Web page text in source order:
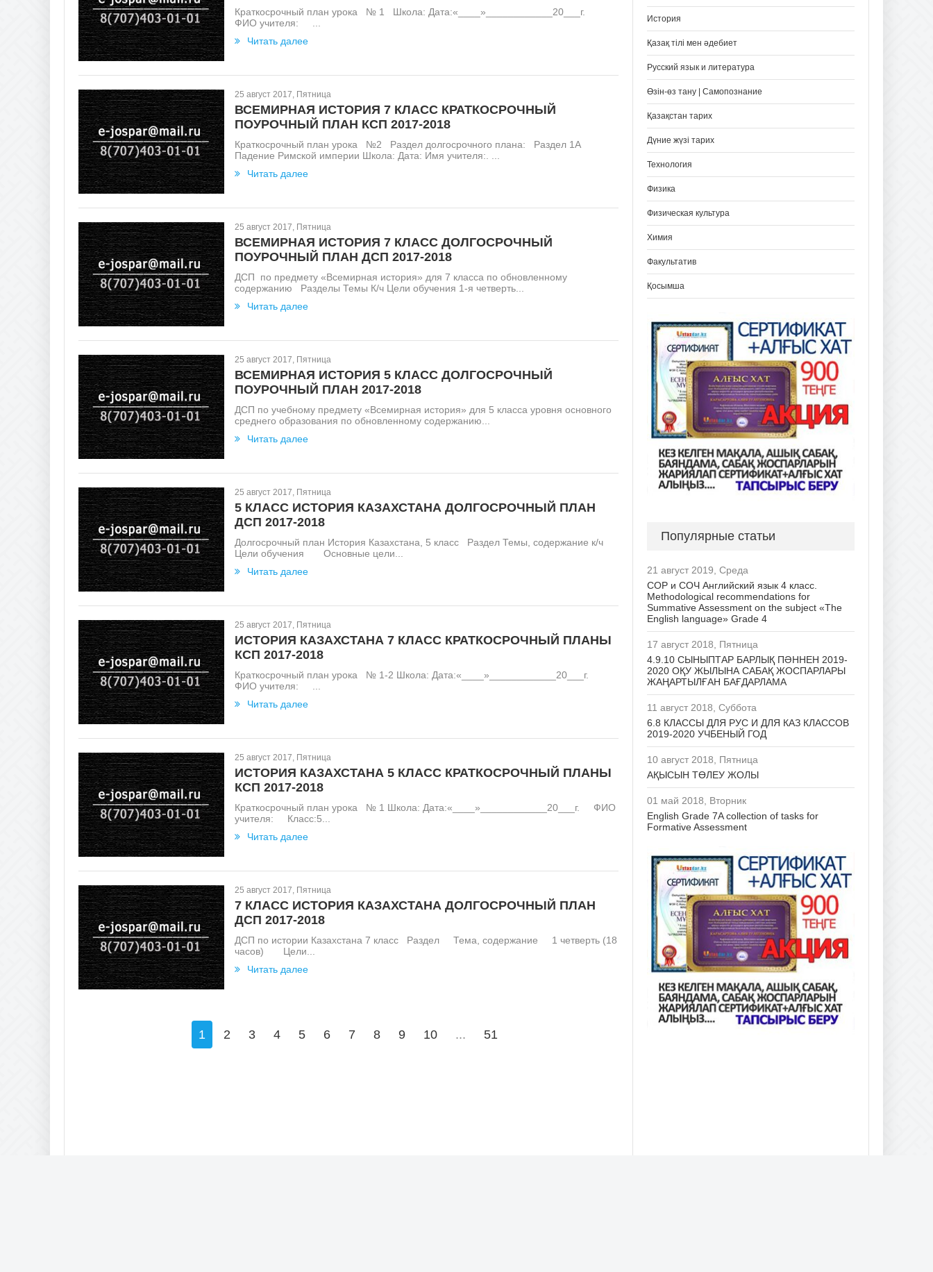
Краткосрочный план урока № 1 Школа: Дата:«____»____________20___г.
ФИО учителя: ...
Читать далее
25 август 2017, Пятница
ВСЕМИРНАЯ ИСТОРИЯ 7 КЛАСС КРАТКОСРОЧНЫЙ
ПОУРОЧНЫЙ ПЛАН КСП 2017-2018
Краткосрочный план урока №2 Раздел долгосрочного плана: Раздел 1А
Падение Римской империи Школа: Дата: Имя учителя:. ...
Читать далее
25 август 2017, Пятница
ВСЕМИРНАЯ ИСТОРИЯ 7 КЛАСС ДОЛГОСРОЧНЫЙ
ПОУРОЧНЫЙ ПЛАН ДСП 2017-2018
ДСП по предмету «Всемирная история» для 7 класса по обновленному
содержанию Разделы Темы К/ч Цели обучения 1-я четверть...
Читать далее
25 август 2017, Пятница
ВСЕМИРНАЯ ИСТОРИЯ 5 КЛАСС ДОЛГОСРОЧНЫЙ
ПОУРОЧНЫЙ ПЛАН 2017-2018
ДСП по учебному предмету «Всемирная история» для 5 класса уровня основного
среднего образования по обновленному содержанию...
Читать далее
25 август 2017, Пятница
5 КЛАСС ИСТОРИЯ КАЗАХСТАНА ДОЛГОСРОЧНЫЙ ПЛАН
ДСП 2017-2018
Долгосрочный план История Казахстана, 5 класс Раздел Темы, содержание к/ч
Цели обучения Основные цели...
Читать далее
25 август 2017, Пятница
ИСТОРИЯ КАЗАХСТАНА 7 КЛАСС КРАТКОСРОЧНЫЙ ПЛАНЫ
КСП 2017-2018
Краткосрочный план урока № 1-2 Школа: Дата:«____»____________20___г.
ФИО учителя: ...
Читать далее
25 август 2017, Пятница
ИСТОРИЯ КАЗАХСТАНА 5 КЛАСС КРАТКОСРОЧНЫЙ ПЛАНЫ
КСП 2017-2018
Краткосрочный план урока № 1 Школа: Дата:«____»____________20___г. ФИО
учителя: Класс:5...
Читать далее
25 август 2017, Пятница
7 КЛАСС ИСТОРИЯ КАЗАХСТАНА ДОЛГОСРОЧНЫЙ ПЛАН
ДСП 2017-2018
ДСП по истории Казахстана 7 класс Раздел Тема, содержание 1 четверть (18
часов) Цели...
Читать далее
1 2 3 4 5 6 7 8 9 10 ... 51
История
Қазақ тілі мен әдебиет
Русский язык и литература
Өзін-өз тану | Самопознание
Қазақстан тарих
Дүние жүзі тарих
Технология
Физика
Физическая культура
Химия
Факультатив
Қосымша
Популярные статьи
21 август 2019, Среда
СОР и СОЧ Английский язык 4 класс.
Methodological recommendations for
Summative Assessment on the subject «The
English language» Grade 4
17 август 2018, Пятница
4.9.10 СЫНЫПТАР БАРЛЫҚ ПӘННЕН 2019-
2020 ОҚУ ЖЫЛЫНА САБАҚ ЖОСПАРЛАРЫ
ЖАҢАРТЫЛҒАН БАҒДАРЛАМА
11 август 2018, Суббота
6.8 КЛАССЫ ДЛЯ РУС И ДЛЯ КАЗ КЛАССОВ
2019-2020 УЧБЕНЫЙ ГОД
10 август 2018, Пятница
АҚЫСЫН ТӨЛЕУ ЖОЛЫ
01 май 2018, Вторник
English Grade 7A collection of tasks for
Formative Assessment